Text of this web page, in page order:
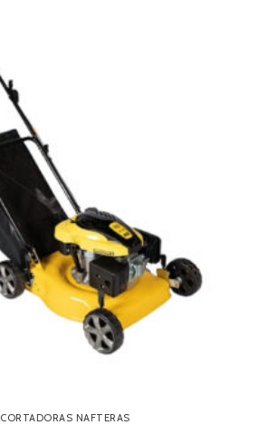
CORTADORAS NAFTERAS